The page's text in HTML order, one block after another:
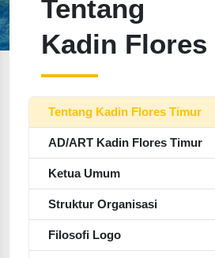
Tentang
Kadin Flores
Tentang Kadin Flores Timur
AD/ART Kadin Flores Timur
Ketua Umum
Struktur Organisasi
Filosofi Logo